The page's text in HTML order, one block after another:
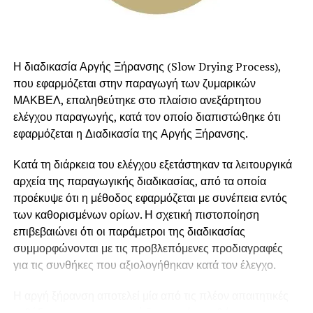
Η διαδικασία Αργής Ξήρανσης (Slow Drying Process),
που εφαρμόζεται στην παραγωγή των ζυμαρικών
ΜΑΚΒΕΛ, επαληθεύτηκε στο πλαίσιο ανεξάρτητου
ελέγχου παραγωγής, κατά τον οποίο διαπιστώθηκε ότι
εφαρμόζεται η Διαδικασία της Αργής Ξήρανσης.
Κατά τη διάρκεια του ελέγχου εξετάστηκαν τα λειτουργικά
αρχεία της παραγωγικής διαδικασίας, από τα οποία
προέκυψε ότι η μέθοδος εφαρμόζεται με συνέπεια εντός
των καθορισμένων ορίων. Η σχετική πιστοποίηση
επιβεβαιώνει ότι οι παράμετροι της διαδικασίας
συμμορφώνονται με τις προβλεπόμενες προδιαγραφές
για τις συνθήκες που αξιολογήθηκαν κατά τον έλεγχο.